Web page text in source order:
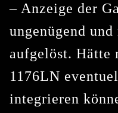
– Anzeige der
ungenügend
aufgelöst. Hätte
1176LN
integrieren